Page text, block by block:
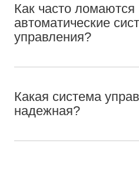
Как часто ломаются
автоматические
управления?
Какая система
надежная?